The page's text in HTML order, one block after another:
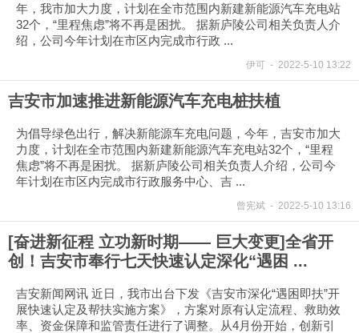
年，我市加大力度，计划在全市范围内新建新能源汽车充电站
32个，“里程焦虑”将不再是困扰。 据新庐陵公司相关负责人介
绍，公司今年计划在市区内完成市行政 ...
伊可 - 2022-5-10 13:22
吉安市加速推进新能源汽车充电桩扶植
为倡导绿色出行，解决新能源车充电问题，今年，吉安市加大
力度，计划在全市范围内新建新能源汽车充电站32个，“里程
焦虑”将不再是困扰。 据新庐陵公司相关负责人介绍，公司今
年计划在市区内完成市行政服务中心、吉 ...
曾宪斌 - 2022-5-10 13:16
[奋进新征程 立功新时期—— 巨大变更]全省开
创！吉安市奉行七天快速认定深化“遇困 ...
吉安新闻网讯 近日，我市出台下发《吉安市深化“遇困即扶”开
展快速认定及帮扶实施方案》，方案对原有认定流程、救助效
率、资金保障和监管责任进行了调整。从4月份开始，创新引